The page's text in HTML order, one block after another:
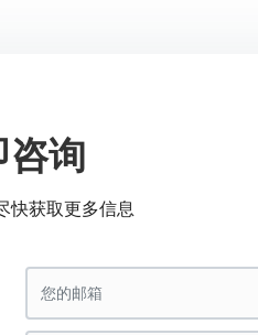
咨询
快获取更多信息